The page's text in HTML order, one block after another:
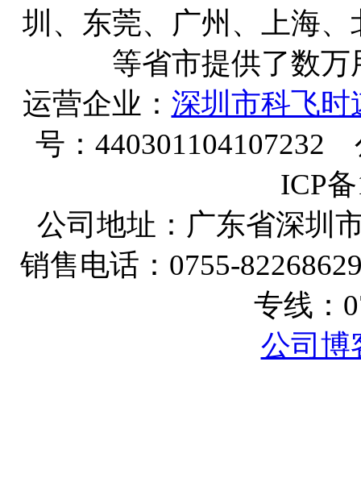
圳、东莞、广州、上海
等省市提供了数万
运营企业： 深圳市科飞时
号：440301104107232
ICP
公司地址：广东省深圳
销售电话： 0755-
专线：
公司博